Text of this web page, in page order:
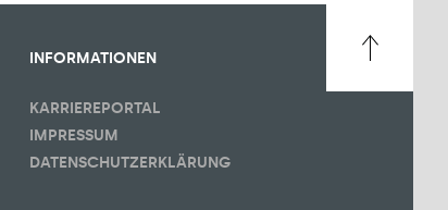
INFORMATIONEN
KARRIEREPORTAL
IMPRESSUM
DATENSCHUTZERKLÄRUNG